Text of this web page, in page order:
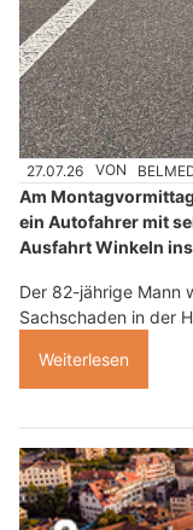
27.07.26 VON
Am
ein Autofahrer mit
Ausfahrt Winkeln
Der 82-jährige Mann
Sachschaden in der
Weiterlesen